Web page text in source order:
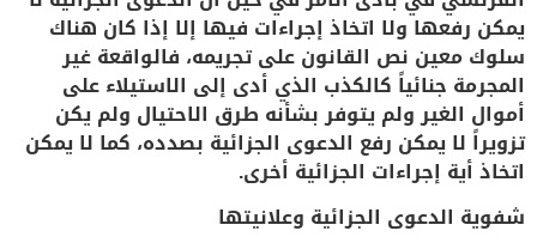
يمكن رفعها ولا اتخاذ إجراءات فيها إلا إذا كان هناك
سلوك معين نص القانون على تجريمه، فالواقعة غير
المجرمة جنائياً كالكذب الذي أدى إلى الاستيلاء على
أموال الغير ولم يتوفر بشأنه طرق الاحتيال ولم يكن
تزويراً لا يمكن رفع الدعوى الجزائية بصدده، كما لا يمكن
اتخاذ أية إجراءات الجزائية أخرى.
شفوية الدعوى الجزائية وعلانيتها